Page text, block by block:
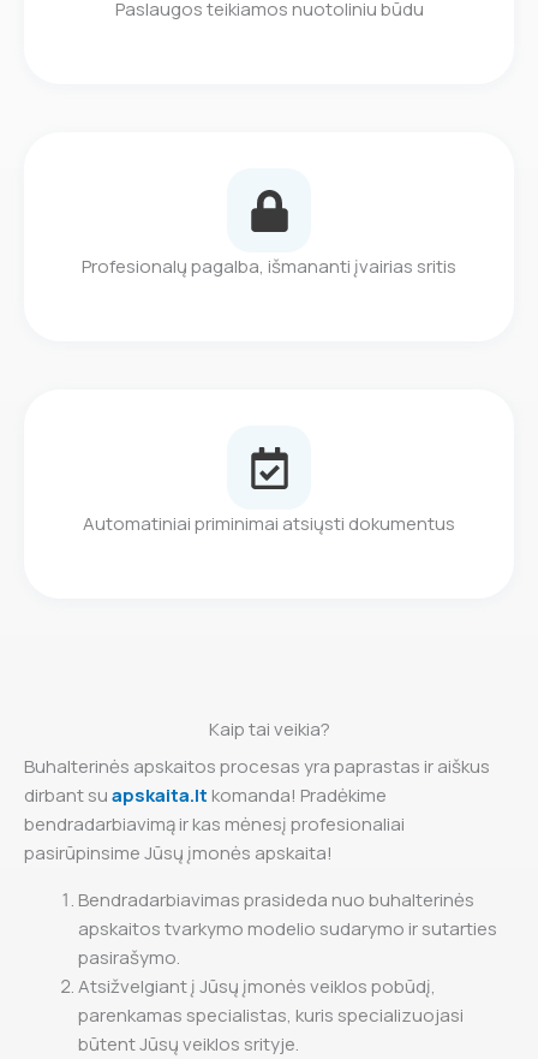
Paslaugos teikiamos nuotoliniu būdu
Profesionalų pagalba, išmananti įvairias sritis
Automatiniai priminimai atsiųsti dokumentus
Kaip tai veikia?
Buhalterinės apskaitos procesas yra paprastas ir aiškus
dirbant suapskaita.lt komanda! Pradėkime
bendradarbiavimą ir kas mėnesį profesionaliai
pasirūpinsime Jūsų įmonės apskaita!
Bendradarbiavimas prasideda nuo buhalterinės
apskaitos tvarkymo modelio sudarymo ir sutarties
pasirašymo.
Atsižvelgiant į Jūsų įmonės veiklos pobūdį,
parenkamas specialistas, kuris specializuojasi
būtent Jūsų veiklos srityje.